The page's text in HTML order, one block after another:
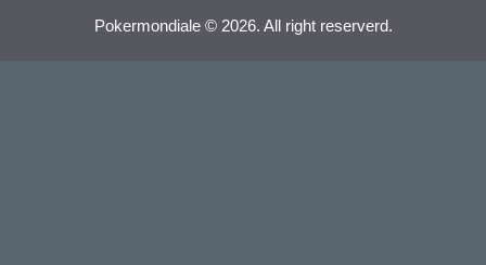
Pokermondiale © 2026. All right reserverd.